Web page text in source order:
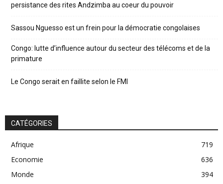
persistance des rites Andzimba au coeur du pouvoir
Sassou Nguesso est un frein pour la démocratie congolaises
Congo: lutte d’influence autour du secteur des télécoms et de la
primature
Le Congo serait en faillite selon le FMI
CATÉGORIES
Afrique
719
Economie
636
Monde
394